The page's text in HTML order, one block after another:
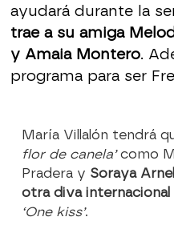
ayudará durante la
trae a su amiga
y Amaia Montero.
programa para ser
María Villalón tendrá
flor de canela’como
Pradera y Soraya
otra diva internacional
‘One kiss’.